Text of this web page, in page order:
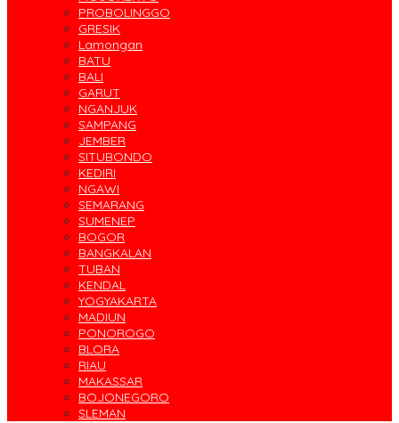
PROBOLINGGO
GRESIK
Lamongan
BATU
BALI
GARUT
NGANJUK
SAMPANG
JEMBER
SITUBONDO
KEDIRI
NGAWI
SEMARANG
SUMENEP
BOGOR
BANGKALAN
TUBAN
KENDAL
YOGYAKARTA
MADIUN
PONOROGO
BLORA
RIAU
MAKASSAR
BOJONEGORO
SLEMAN